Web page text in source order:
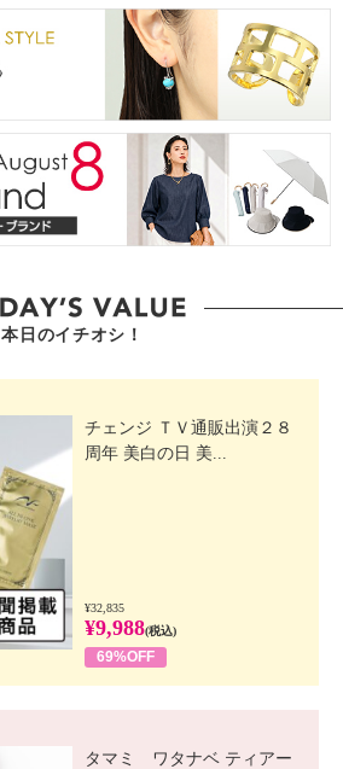
本日のイチオシ！
チェンジ ＴＶ通販出演２８
周年 美白の日 美...
¥32,835
¥9,988(税込)
69%OFF
タマミ ワタナベ ティアー